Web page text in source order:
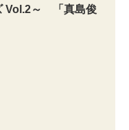
Vol.2～ 「真島俊